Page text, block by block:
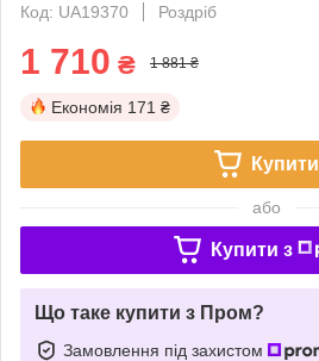
Код: UA19370
Роздріб
1 710 ₴ 1 881 ₴
Економія 171 ₴
Купити
або
Купити з
Що таке купити з Пром?
Замовлення під захистом